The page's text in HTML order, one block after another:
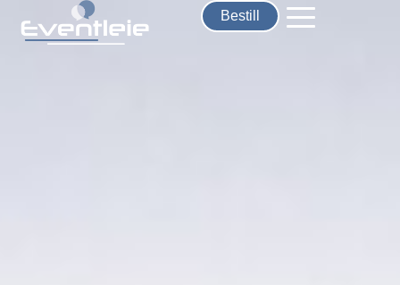
Bestill